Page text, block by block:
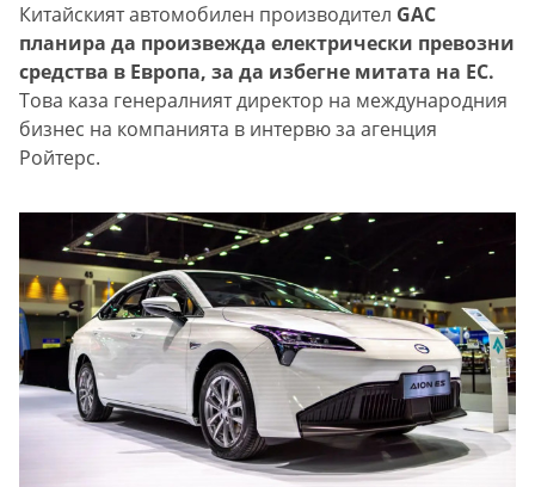
Китайският автомобилен производител GAC
планира да произвежда електрически превозни
средства в Европа, за да избегне митата на ЕС.
Това каза генералният директор на международния
бизнес на компанията в интервю за агенция
Ройтерс.